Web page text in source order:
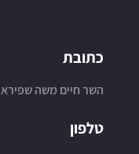
כתובת
השר חיים משה שפירא 12 ראשון לציון
טלפון